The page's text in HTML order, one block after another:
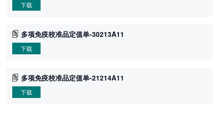
下载
多项免疫校准品定值单-30213A11
下载
多项免疫校准品定值单-21214A11
下载